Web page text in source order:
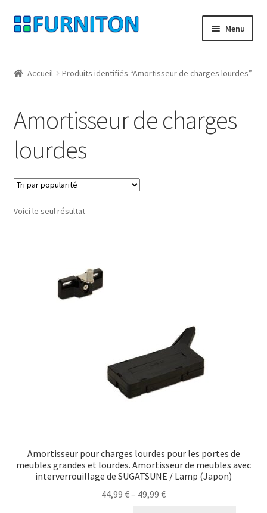
Aller
à
navigation
Aller
au
Menu
Protection des données
Droit de rétractation
Contact
Mentions légales
Transport maritime
Accueil Produits identifiés “Amortisseur de charges lourdes”
Amortisseur de charges
lourdes
Voici le seul résultat
Amortisseur pour charges lourdes pour les portes de
meubles grandes et lourdes. Amortisseur de meubles avec
interverrouillage de SUGATSUNE / Lamp (Japon)
44,99 €– 49,99 €